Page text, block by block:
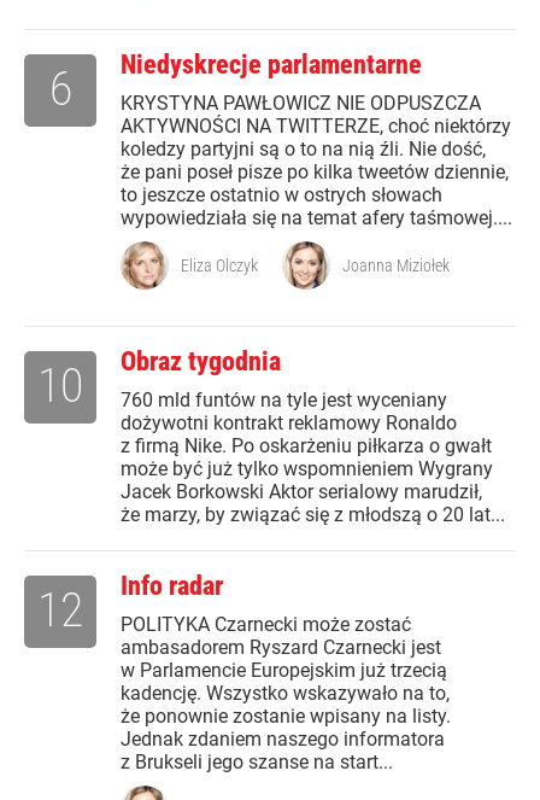
Niedyskrecje parlamentarne
KRYSTYNA PAWŁOWICZ NIE ODPUSZCZA
AKTYWNOŚCI NA TWITTERZE, choć niektórzy
koledzy partyjni są o to na nią źli. Nie dość,
że pani poseł pisze po kilka tweetów dziennie,
to jeszcze ostatnio w ostrych słowach
wypowiedziała się na temat afery taśmowej....
6
Eliza Olczyk Joanna Miziołek
Obraz tygodnia
760 mld funtów na tyle jest wyceniany
dożywotni kontrakt reklamowy Ronaldo
z firmą Nike. Po oskarżeniu piłkarza o gwałt
może być już tylko wspomnieniem Wygrany
Jacek Borkowski Aktor serialowy marudził,
że marzy, by związać się z młodszą o 20 lat...
10
Info radar
POLITYKA Czarnecki może zostać
ambasadorem Ryszard Czarnecki jest
w Parlamencie Europejskim już trzecią
kadencję. Wszystko wskazywało na to,
że ponownie zostanie wpisany na listy.
Jednak zdaniem naszego informatora
z Brukseli jego szanse na start...
12